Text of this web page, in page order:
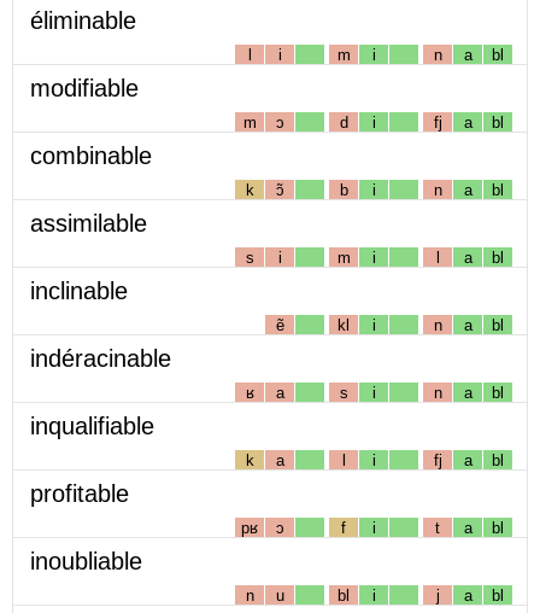
éliminable
l i m i n a bl
modifiable
m ɔ d i fj a bl
combinable
k ɔ̃ b i n a bl
assimilable
s i m i l a bl
inclinable
ẽ kl i n a bl
indéracinable
ʁ a s i n a bl
inqualifiable
k a l i fj a bl
profitable
pʁ ɔ f i t a bl
inoubliable
n u bl i j a bl